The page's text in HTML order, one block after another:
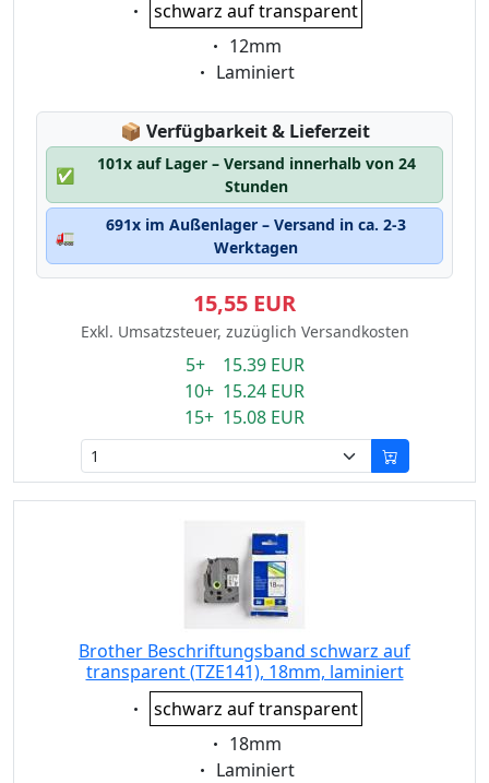
schwarz auf transparent
Eigenschaft:
12mm
Eigenschaft:
Laminiert
📦 Lagerstatus:
Verfügbarkeit & Lieferzeit
✅
101x auf Lager – Versand innerhalb von 24
Stunden
🚛
691x im Außenlager – Versand in ca. 2-3
Werktagen
15,55 EUR
Exkl. Umsatzsteuer, zuzüglich Versandkosten
5+ 15.39 EUR
10+ 15.24 EUR
15+ 15.08 EUR
Brother Beschriftungsband schwarz auf
transparent (TZE141), 18mm, laminiert
Eigenschaft:
schwarz auf transparent
Eigenschaft:
18mm
Eigenschaft:
Laminiert